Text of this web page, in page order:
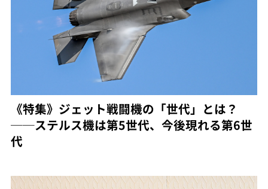
《特集》ジェット戦闘機の「世代」とは？
──ステルス機は第5世代、今後現れる第6世
代